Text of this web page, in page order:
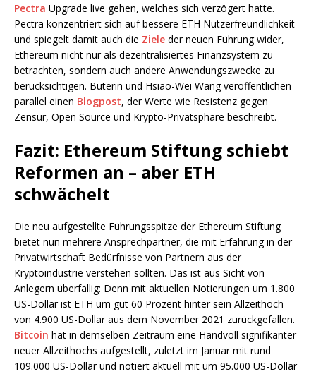
Pectra Upgrade live gehen, welches sich verzögert hatte.
Pectra konzentriert sich auf bessere ETH Nutzerfreundlichkeit
und spiegelt damit auch die Ziele der neuen Führung wider,
Ethereum nicht nur als dezentralisiertes Finanzsystem zu
betrachten, sondern auch andere Anwendungszwecke zu
berücksichtigen. Buterin und Hsiao-Wei Wang veröffentlichen
parallel einen Blogpost, der Werte wie Resistenz gegen
Zensur, Open Source und Krypto-Privatsphäre beschreibt.
Fazit: Ethereum Stiftung schiebt
Reformen an – aber ETH
schwächelt
Die neu aufgestellte Führungsspitze der Ethereum Stiftung
bietet nun mehrere Ansprechpartner, die mit Erfahrung in der
Privatwirtschaft Bedürfnisse von Partnern aus der
Kryptoindustrie verstehen sollten. Das ist aus Sicht von
Anlegern überfällig: Denn mit aktuellen Notierungen um 1.800
US-Dollar ist ETH um gut 60 Prozent hinter sein Allzeithoch
von 4.900 US-Dollar aus dem November 2021 zurückgefallen.
Bitcoin hat in demselben Zeitraum eine Handvoll signifikanter
neuer Allzeithochs aufgestellt, zuletzt im Januar mit rund
109.000 US-Dollar und notiert aktuell mit um 95.000 US-Dollar